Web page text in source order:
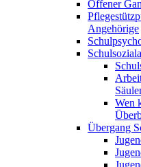
Offener
Angehörige
Wen
Übergang